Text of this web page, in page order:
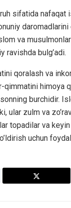
sifatida nafaqat
va
ravishda bulg’adi.
qoralash va
qimmatini himoya
burchidir.
ular zulm va
topadilar va
uchun